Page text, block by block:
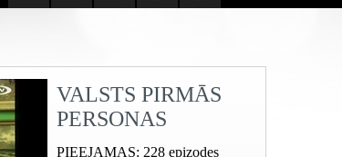
VALSTS PIRMĀS
PERSONAS
PIEEJAMAS: 228 epizodes